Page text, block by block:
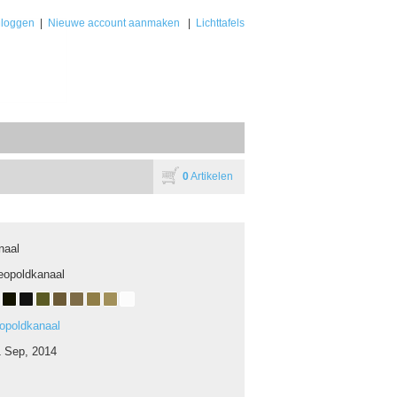
Nieuwe account aanmaken Lichttafels
0Artikelen
Sep, 2014